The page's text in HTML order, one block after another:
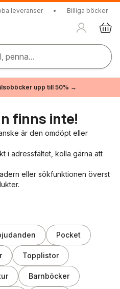
leveranser • Billiga böcker
penna...
upp till 50% →
finns inte!
är den omdöpt eller
i adressfältet, kolla gärna att
eller sökfunktionen överst
Pocket
Topplistor
Barnböcker